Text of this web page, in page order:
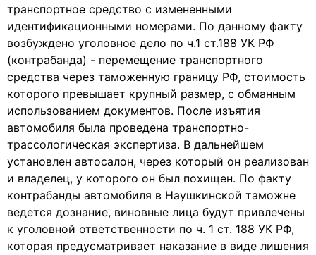
транспортное средство с измененными
идентификационными номерами. По данному факту
возбуждено уголовное дело по ч.1 ст.188 УК РФ
(контрабанда) - перемещение транспортного
средства через таможенную границу РФ, стоимость
которого превышает крупный размер, с обманным
использованием документов. После изъятия
автомобиля была проведена транспортно-
трассологическая экспертиза. В дальнейшем
установлен автосалон, через который он реализован
и владелец, у которого он был похищен. По факту
контрабанды автомобиля в Наушкинской таможне
ведется дознание, виновные лица будут привлечены
к уголовной ответственности по ч. 1 ст. 188 УК РФ,
которая предусматривает наказание в виде лишения